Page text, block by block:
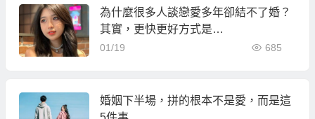
為什麼很多人談戀愛多年卻結不了婚？
其實，更快更好方式是…
01/19 685
婚姻下半場，拼的根本不是愛，而是這